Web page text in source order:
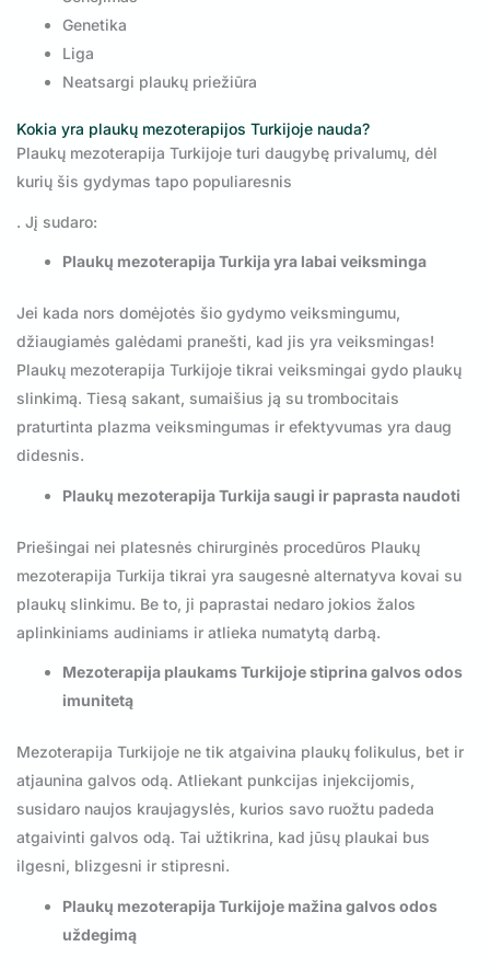
Genetika
Liga
Neatsargi plaukų priežiūra
Kokia yra plaukų mezoterapijos Turkijoje nauda?
Plaukų mezoterapija Turkijoje turi daugybę privalumų, dėl
kurių šis gydymas tapo populiaresnis
. Jį sudaro:
Plaukų mezoterapija Turkija yra labai veiksminga
Jei kada nors domėjotės šio gydymo veiksmingumu,
džiaugiamės galėdami pranešti, kad jis yra veiksmingas!
Plaukų mezoterapija Turkijoje tikrai veiksmingai gydo plaukų
slinkimą. Tiesą sakant, sumaišius ją su trombocitais
praturtinta plazma veiksmingumas ir efektyvumas yra daug
didesnis.
Plaukų mezoterapija Turkija saugi ir paprasta naudoti
Priešingai nei platesnės chirurginės procedūros Plaukų
mezoterapija Turkija tikrai yra saugesnė alternatyva kovai su
plaukų slinkimu. Be to, ji paprastai nedaro jokios žalos
aplinkiniams audiniams ir atlieka numatytą darbą.
Mezoterapija plaukams Turkijoje stiprina galvos odos
imunitetą
Mezoterapija Turkijoje ne tik atgaivina plaukų folikulus, bet ir
atjaunina galvos odą. Atliekant punkcijas injekcijomis,
susidaro naujos kraujagyslės, kurios savo ruožtu padeda
atgaivinti galvos odą. Tai užtikrina, kad jūsų plaukai bus
ilgesni, blizgesni ir stipresni.
Plaukų mezoterapija Turkijoje mažina galvos odos
uždegimą